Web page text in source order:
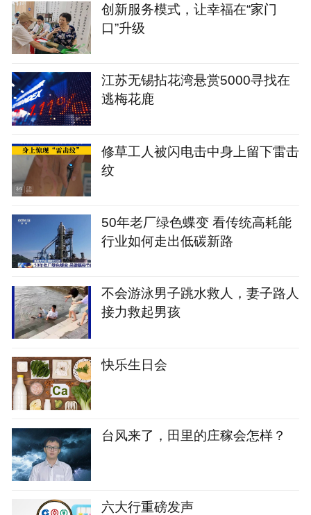
创新服务模式，让幸福在“家门
口”升级
江苏无锡拈花湾悬赏5000寻找在
逃梅花鹿
修草工人被闪电击中身上留下雷击
纹
50年老厂绿色蝶变 看传统高耗能
行业如何走出低碳新路
不会游泳男子跳水救人，妻子路人
接力救起男孩
快乐生日会
台风来了，田里的庄稼会怎样？
六大行重磅发声